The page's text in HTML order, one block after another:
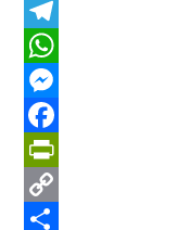
Telegram
WhatsApp
Messenger
Facebook
PrintFriendly
Copy